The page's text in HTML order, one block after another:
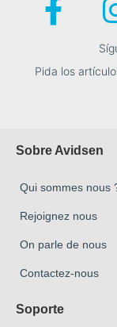
Pida los
Sobre Avidsen
Qui sommes nous
Rejoignez nous
On parle de nous
Contactez-nous
Soporte